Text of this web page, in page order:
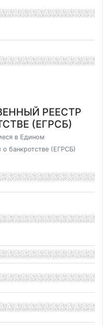
РЕЕСТР
(ЕГРСБ)
в Едином
о банкротстве (ЕГРСБ)